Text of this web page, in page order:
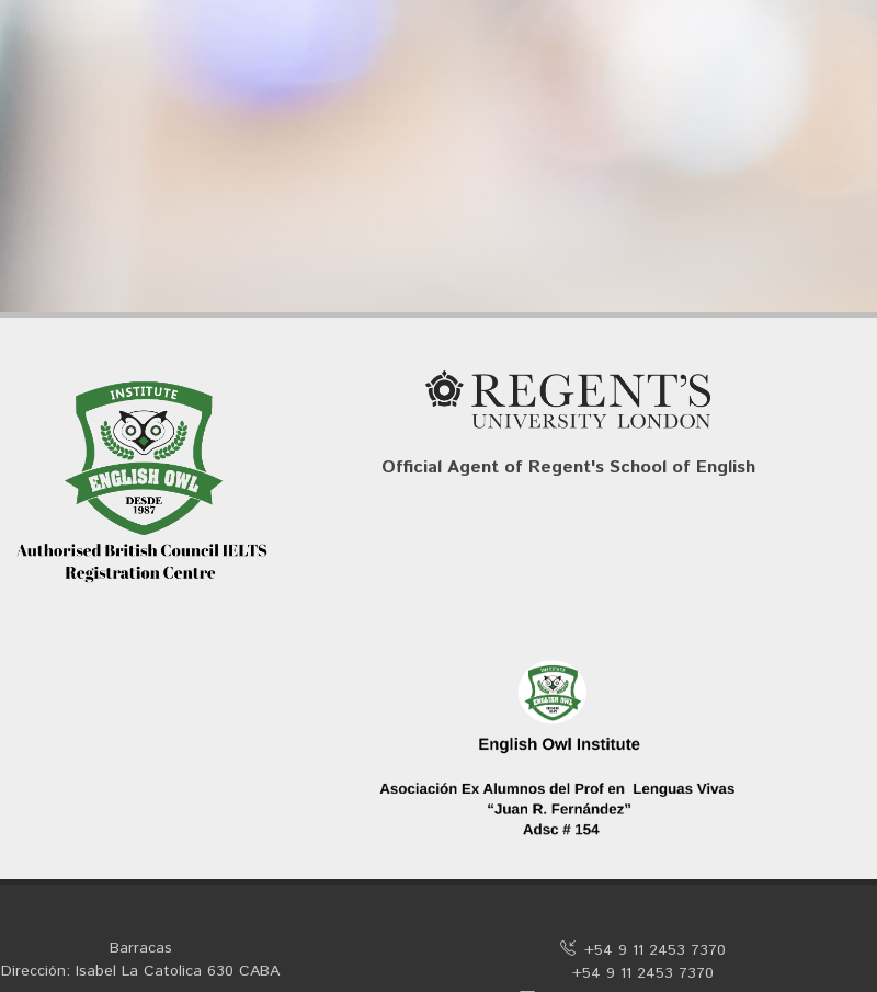
Official Agent of Regent's School of English
Barracas
Dirección: Isabel La Catolica 630 CABA
+54 9 11 2453 7370
+54 9 11 2453 7370